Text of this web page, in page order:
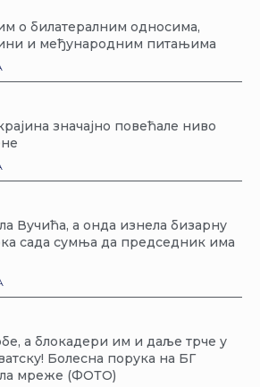
о билатералним односима,
и међународним питањима
значајно повећале ниво
Вучића, а онда изнела бизарну
сада сумња да председник има
а блокадери им и даље трче у
Болесна порука на БГ
мреже (ФОТО)